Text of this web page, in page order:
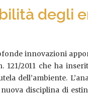
degli
innovazioni
121/2011 che ha
dell’ambiente.
disciplina di